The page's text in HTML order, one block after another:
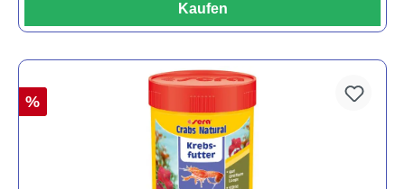
Kaufen
%